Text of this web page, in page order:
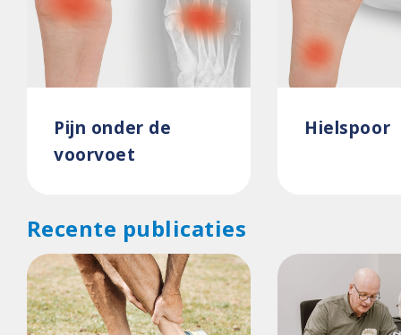
Pijn onder de
voorvoet
Hielspoor
Recente publicaties